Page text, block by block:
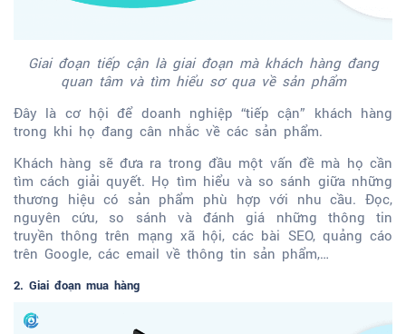
Giai đoạn tiếp cận là giai đoạn mà khách hàng đang
quan tâm và tìm hiểu sơ qua về sản phẩm
Đây là cơ hội để doanh nghiệp “tiếp cận” khách hàng
trong khi họ đang cân nhắc về các sản phẩm.
Khách hàng sẽ đưa ra trong đầu một vấn đề mà họ cần
tìm cách giải quyết. Họ tìm hiểu và so sánh giữa những
thương hiệu có sản phẩm phù hợp với nhu cầu. Đọc,
nguyên cứu, so sánh và đánh giá những thông tin
truyền thông trên mạng xã hội, các bài SEO, quảng cáo
trên Google, các email về thông tin sản phẩm,…
2. Giai đoạn mua hàng